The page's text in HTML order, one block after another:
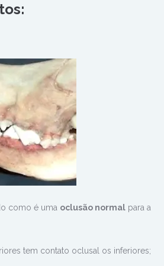
como é uma oclusão normal para a
tem contato oclusal os inferiores;